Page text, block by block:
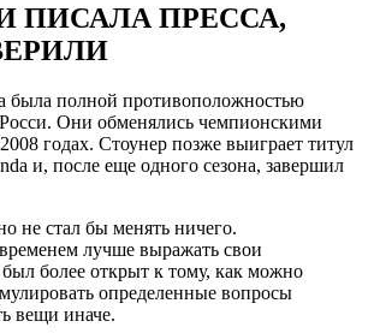
ПИСАЛА ПРЕССА,
была полной противоположностью
Они обменялись чемпионскими
годах. Стоунер позже выиграет титул
и, после еще одного сезона, завершил
не стал бы менять ничего.
лучше выражать свои
более открыт к тому, как можно
определенные вопросы
вещи иначе.